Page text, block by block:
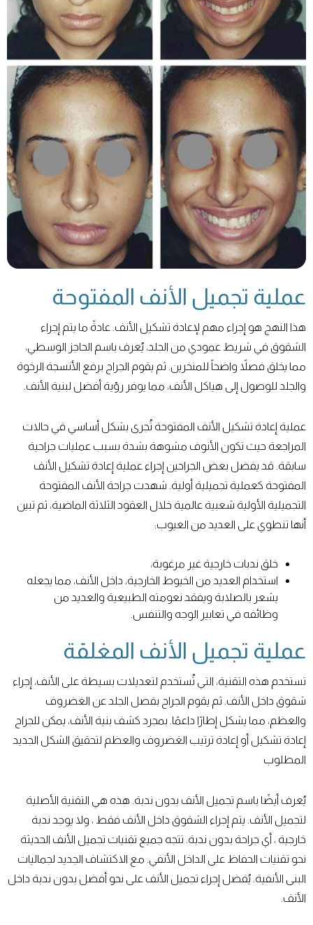
عملية تجميل الأنف المفتوحة
هذا النهج هو إجراء مهم لإعادة تشكيل الأنف. عادةً ما يتم إجراء
الشقوق في شريط عمودي من الجلد، يُعرف باسم الحاجز الوسطي،
مما يخلق فصلاً واضحاً للمنخرين. ثم يقوم الجراح برفع الأنسجة الرخوة
والجلد للوصول إلى هياكل الأنف، مما يوفر رؤية أفضل لبنية الأنف.
عملية إعادة تشكيل الأنف المفتوحة تُجرى بشكل أساسي في حالات
المراجعة حيث تكون الأنوف مشوهة بشدة بسبب عمليات جراحية
سابقة. قد يفضل بعض الجراحين إجراء عملية إعادة تشكيل الأنف
المفتوحة كعملية تجميلية أولية. شهدت جراحة الأنف المفتوحة
التجميلية الأولية شعبية عالمية خلال العقود الثلاثة الماضية، ثم تبين
أنها تنطوي على العديد من العيوب:
خلق ندبات خارجية غير مرغوبة،
استخدام العديد من الخيوط الخارجية، داخل الأنف، مما يجعله
يشعر بالصلابة ويفقد نعومته الطبيعية والعديد من
وظائفه في تعابير الوجه والتنفس.
عملية تجميل الأنف المغلقة
تستخدم هذه التقنية، التي تُستخدم لتعديلات بسيطة على الأنف، إجراء
شقوق داخل الأنف. ثم يقوم الجراح بفصل الجلد عن الغضروف
والعظم، مما يشكل إطارًا داعمًا. بمجرد كشف بنية الأنف، يمكن للجراح
إعادة تشكيل أو إعادة ترتيب الغضروف والعظم لتحقيق الشكل الجديد
المطلوب
يُعرف أيضًا باسم تجميل الأنف بدون ندبة. هذه هي التقنية الأصلية
لتجميل الأنف. يتم إجراء الشقوق داخل الأنف فقط ، ولا يوجد ندبة
خارجية ، أي جراحة بدون ندبة. تتجه جميع تقنيات تجميل الأنف الحديثة
نحو تقنيات الحفاظ على الداخل الأنفي. مع الاكتشاف الجديد لجماليات
البنى الأنفية. يُفضل إجراء تجميل الأنف على نحو أفضل بدون ندبة داخل
الأنف.